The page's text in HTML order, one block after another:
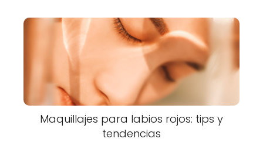
Maquillajes para labios rojos: tips y
tendencias